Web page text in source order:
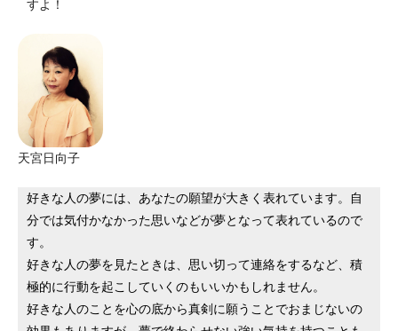
すよ！
天宮日向子
好きな人の夢には、あなたの願望が大きく表れています。自
分では気付かなかった思いなどが夢となって表れているので
す。
好きな人の夢を見たときは、思い切って連絡をするなど、積
極的に行動を起こしていくのもいいかもしれません。
好きな人のことを心の底から真剣に願うことでおまじないの